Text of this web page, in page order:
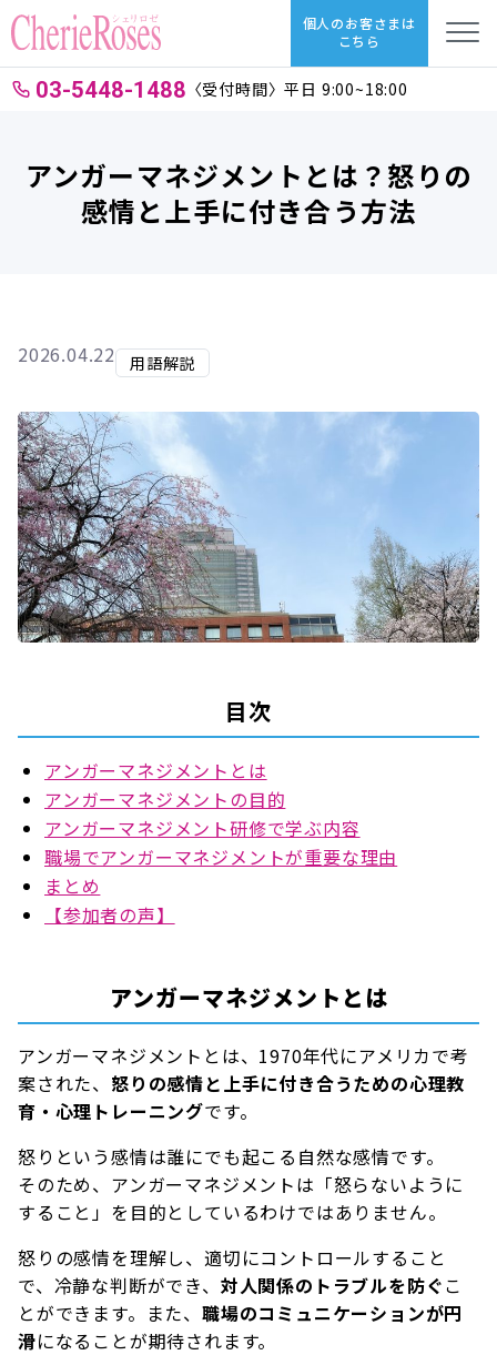
個人のお客さまは
こちら
03-5448-1488 〈受付時間〉平日 9:00~18:00
アンガーマネジメントとは？怒りの
感情と上手に付き合う方法
2026.04.22 用語解説
目次
アンガーマネジメントとは
アンガーマネジメントの目的
アンガーマネジメント研修で学ぶ内容
職場でアンガーマネジメントが重要な理由
まとめ
【参加者の声】
アンガーマネジメントとは
アンガーマネジメントとは、1970年代にアメリカで考
案された、 怒りの感情と上手に付き合うための心理教
育・心理トレーニングです。
怒りという感情は誰にでも起こる自然な感情です。
そのため、アンガーマネジメントは「怒らないように
すること」を目的としているわけではありません。
怒りの感情を理解し、適切にコントロールすること
で、冷静な判断ができ、 対人関係のトラブルを防ぐこ
とができます。また、職場のコミュニケーションが円
滑になることが期待されます。